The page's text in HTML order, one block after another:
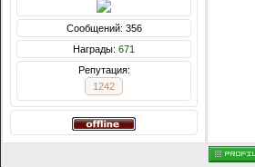
Сообщений: 356
Награды: 671
Репутация:
1242